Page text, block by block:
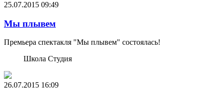
25.07.2015 09:49
Мы плывем
Премьера спектакля "Мы плывем" состоялась!
Школа Студия
26.07.2015 16:09